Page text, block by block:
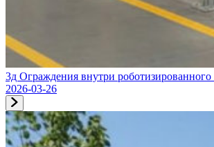
3д Ограждения внутри роботизированного
2026-03-26